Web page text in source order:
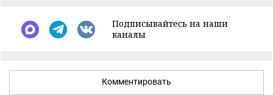
Подписывайтесь на наши
каналы
Комментировать